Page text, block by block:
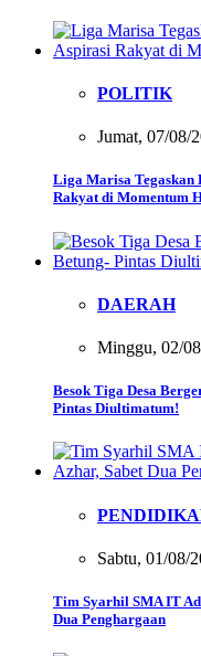
POLITIK
Jumat, 07/08/
Liga Marisa
Rakyat di Momentum
DAERAH
Minggu, 02/
Besok Tiga Desa
Pintas Diultimatum!
Sabtu, 01/08/
Tim Syarhil SMA IT
Dua Penghargaan